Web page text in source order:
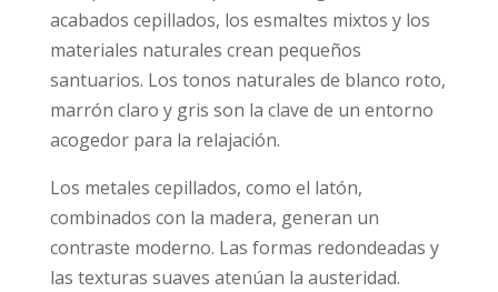
acabados cepillados, los esmaltes mixtos y los
materiales naturales crean pequeños
santuarios. Los tonos naturales de blanco roto,
marrón claro y gris son la clave de un entorno
acogedor para la relajación.
Los metales cepillados, como el latón,
combinados con la madera, generan un
contraste moderno. Las formas redondeadas y
las texturas suaves atenúan la austeridad.